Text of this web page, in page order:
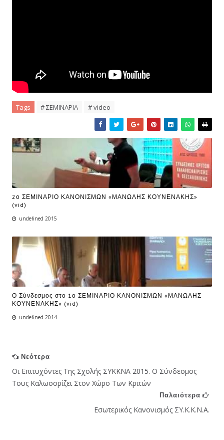
Tags # ΣΕΜΙΝΑΡΙΑ # video
2ο ΣΕΜΙΝΑΡΙΟ ΚΑΝΟΝΙΣΜΩΝ «ΜΑΝΩΛΗΣ ΚΟΥΝΕΝΑΚΗΣ»
(vid)
undefined 2015
Ο Σύνδεσμος στο 1ο ΣΕΜΙΝΑΡΙΟ ΚΑΝΟΝΙΣΜΩΝ «ΜΑΝΩΛΗΣ
ΚΟΥΝΕΝΑΚΗΣ» (vid)
undefined 2014
Νεότερα
Οι Επιτυχόντες Της Σχολής ΣΥΚΚΝΑ 2015. Ο Σύνδεσμος
Τους Καλωσορίζει Στον Χώρο Των Κριτών
Παλαιότερα
Εσωτερικός Κανονισμός ΣΥ.Κ.Κ.Ν.Α.